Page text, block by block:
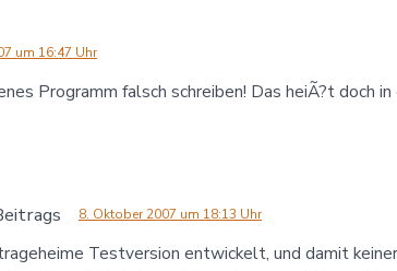
um 16:47 Uhr
Programm falsch schreiben! Das heiÃ?t doch
8. Oktober 2007 um 18:13 Uhr
Testversion entwickelt, und damit